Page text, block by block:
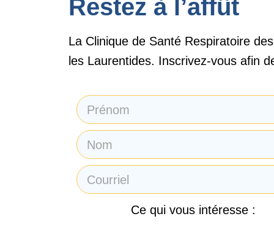
Restez à l’affût
La Clinique de Santé Respiratoire
les Laurentides. Inscrivez-vous afin
Ce qui vous intéresse :